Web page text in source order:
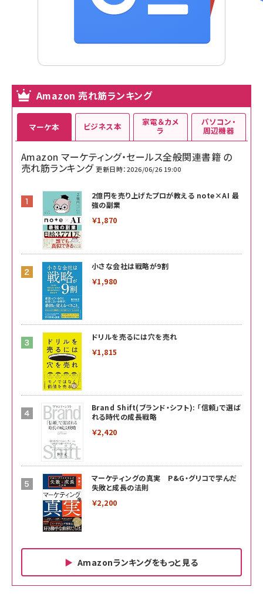
Amazon 売れ筋ランキング
マーケ本
Amazon マーケティング・セールス全般関連書籍 の
売れ筋ランキング 更新日時：2026/06/26 19:00
2億円を売り上げたプロが教える note×AI 最
強の副業
￥1,870
小さな会社は戦略が9割
￥1,980
ドリルを売るには穴を売れ
￥1,815
Brand Shift(ブランド・シフト): 「信頼」で選ば
れる時代の成長戦略
￥2,420
マーケティングの真実 P&G・グリコで学んだ
失敗と成長の法則
￥2,200
Amazonランキングをもっと見る
ビジネス本 家電＆カメ
ラ
パソコン・
周辺機器